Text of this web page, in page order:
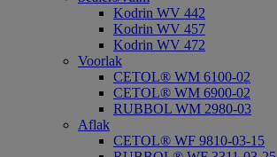
Kodrin WV 442
Kodrin WV 457
Kodrin WV 472
Voorlak
CETOL® WM 6100-02
CETOL® WM 6900-02
RUBBOL WM 2980-03
Aflak
CETOL® WF 9810-03-15